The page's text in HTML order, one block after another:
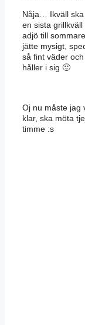
Nåja… Ikväll
en sista
adjö till
jätte mysigt,
så fint väder
håller i sig 🙂
Oj nu måste jag
klar, ska möta
timme :s